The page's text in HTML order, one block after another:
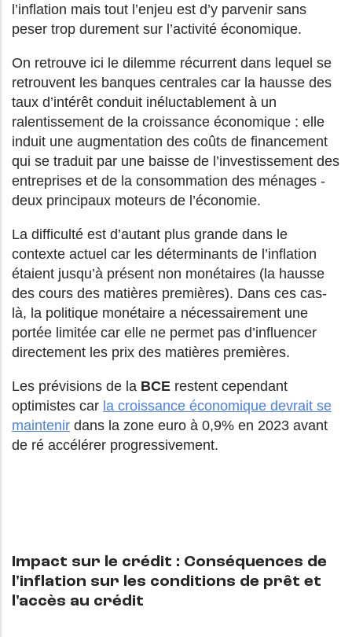
l’inflation mais tout l’enjeu est d’y parvenir sans
peser trop durement sur l’activité économique.
On retrouve ici le dilemme récurrent dans lequel se
retrouvent les banques centrales car la hausse des
taux d’intérêt conduit inéluctablement à un
ralentissement de la croissance économique : elle
induit une augmentation des coûts de financement
qui se traduit par une baisse de l’investissement des
entreprises et de la consommation des ménages -
deux principaux moteurs de l’économie.
La difficulté est d’autant plus grande dans le
contexte actuel car les déterminants de l’inflation
étaient jusqu’à présent non monétaires (la hausse
des cours des matières premières). Dans ces cas-
là, la politique monétaire a nécessairement une
portée limitée car elle ne permet pas d’influencer
directement les prix des matières premières.
Les prévisions de la BCE restent cependant
optimistes car la croissance économique devrait se
maintenir dans la zone euro à 0,9% en 2023 avant
de ré accélérer progressivement.
Impact sur le crédit : Conséquences de
l'inflation sur les conditions de prêt et
l'accès au crédit